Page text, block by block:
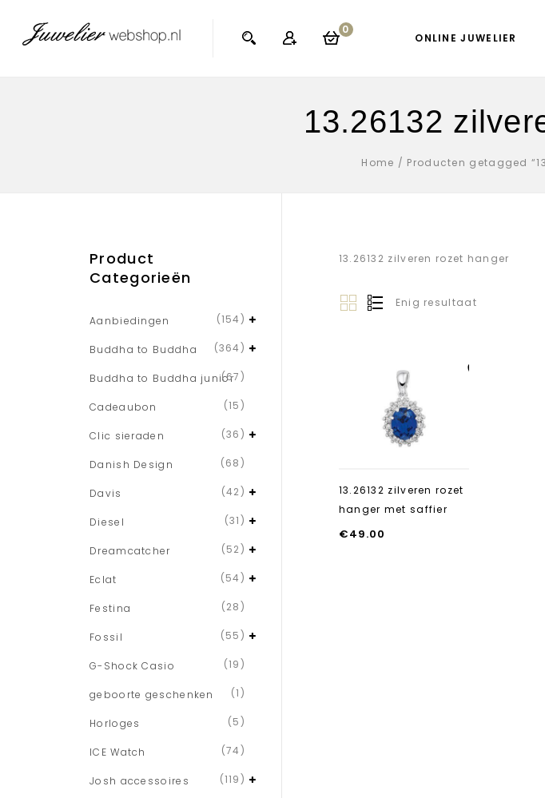
0
ONLINE JUWELIER
13.26132
Home / Producten getagged
13.26132 zilveren rozet hanger
Enig resultaat
13.26132 zilveren rozet
hanger met saffier
€49.00
Product
Categorieën
Aanbiedingen (154)
Buddha to Buddha (364)
Buddha to Buddha junior(67)
Cadeaubon (15)
Clic sieraden (36)
Danish Design (68)
Davis (42)
Diesel (31)
Dreamcatcher (52)
Eclat (54)
Festina (28)
Fossil (55)
G-Shock Casio (19)
geboorte geschenken (1)
Horloges (5)
ICE Watch (74)
Josh accessoires (119)